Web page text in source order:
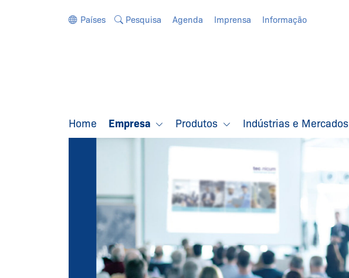
Países Pesquisa Agenda Imprensa Informação
Home Empresa Produtos Indústrias e Mercados
O GRUPO
SCHMERSAL
Segurança para homem e máquina